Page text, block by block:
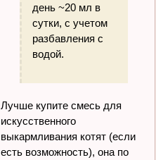
день ~20 мл в
сутки, с учетом
разбавления с
водой.
Лучше купите смесь для
искусственного
выкармливания котят (если
есть возможность), она по